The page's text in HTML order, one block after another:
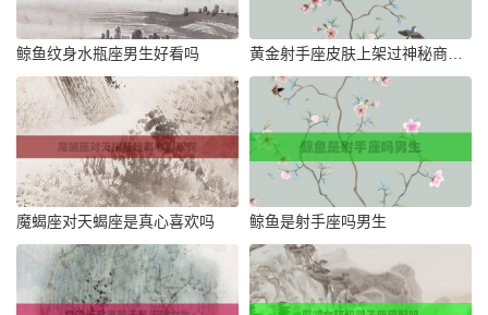
鲸鱼纹身水瓶座男生好看吗
魔蝎座对天蝎座是真心喜欢吗 鲸鱼是射手座吗男生